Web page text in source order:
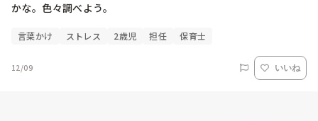
かな。色々調べよう。
言葉かけ ストレス 2歳児 担任 保育士
12/09 いいね